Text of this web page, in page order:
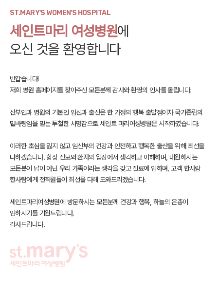
ST.MARY'S WOMEN'S HOSPITAL
세인트마리 여성병원에
오신 것을 환영합니다
반갑습니다!
저희 병원 홈페이지를 찾아주신 모든분께 감사와 환영의 인사를 올립니다.
산부인과 병원의 기본인 임신과 출산은 한 가정의 행복 출발점이자국가존립의
밑바탕임을 믿는 투철한 사명감으로 세인트 마리여성병원은 시작하였습니다.
이러한 초심을 잃지 않고 임산부의 건강과 안전하고 행복한 출산을 위해 최선을
다하겠습니다.항상 산모와 환자의 입장에서 생각하고 이해하며, 내원하시는
모든분이 남이 아닌 우리 가족이라는 생각을 갖고 진료에 임하며,고객 한사람
한사람에게 전직원들이 최선을 다해 도와드리겠습니다.
세인트마리여성병원에 방문하시는 모든분께 건강과 행복, 하늘의 은총이
임하시기를 기원드립니다.
감사드립니다.